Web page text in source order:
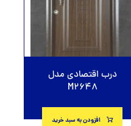
درب اقتصادی مدل
M2648
افزودن به سبد خرید